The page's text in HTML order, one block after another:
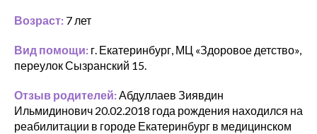
Возраст: 7 лет
Вид помощи: г. Екатеринбург, МЦ «Здоровое детство»,
переулок Сызранский 15.
Отзыв родителей:Абдуллаев Зиявдин
Ильмидинович 20.02.2018 года рождения находился на
реабилитации в городе Екатеринбург в медицинском